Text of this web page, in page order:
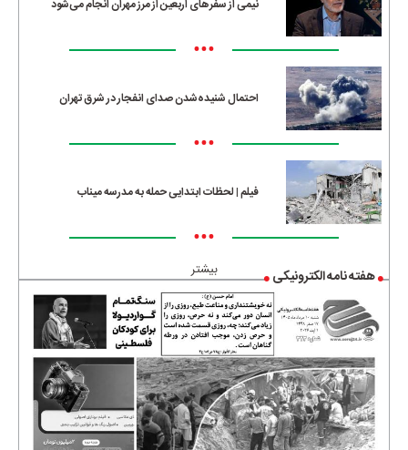
نیمی از سفرهای اربعین از مرز مهران انجام می‌شود
•••
احتمال شنیده‌شدن صدای انفجار در شرق تهران
•••
فیلم | لحظات ابتدایی حمله به مدرسه میناب
•••
بیشتر هفته نامه الکترونیکی